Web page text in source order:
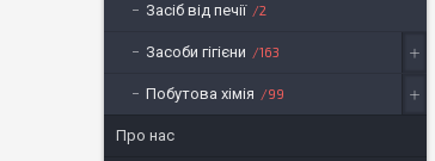
Засіб від печії 2
Засоби гігієни 163
Побутова хімія 99
Про нас